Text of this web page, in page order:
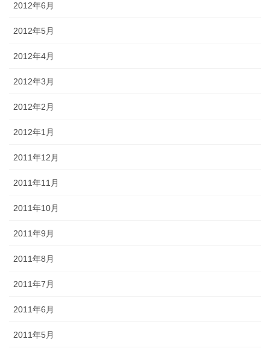
2012年6月
2012年5月
2012年4月
2012年3月
2012年2月
2012年1月
2011年12月
2011年11月
2011年10月
2011年9月
2011年8月
2011年7月
2011年6月
2011年5月